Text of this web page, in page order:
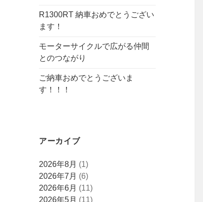
R1300RT 納車おめでとうござい
ます！
モーターサイクルで広がる仲間
とのつながり
ご納車おめでとうございま
す！！！
アーカイブ
ア
ー
カ
イ
2026年8月 (1)
2026年7月 (6)
2026年6月 (11)
2026年5月 (11)